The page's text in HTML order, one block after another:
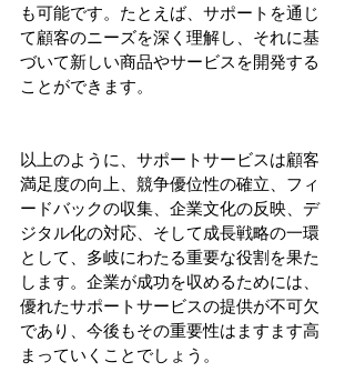
も可能です。たとえば、サポートを通じ
て顧客のニーズを深く理解し、それに基
づいて新しい商品やサービスを開発する
ことができます。
以上のように、サポートサービスは顧客
満足度の向上、競争優位性の確立、フィ
ードバックの収集、企業文化の反映、デ
ジタル化の対応、そして成長戦略の一環
として、多岐にわたる重要な役割を果た
します。企業が成功を収めるためには、
優れたサポートサービスの提供が不可欠
であり、今後もその重要性はますます高
まっていくことでしょう。